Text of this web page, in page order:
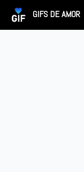
GIFS DE AMOR